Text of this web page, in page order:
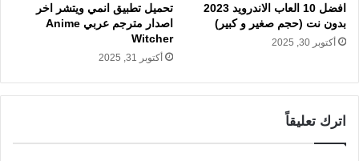
افضل 10 العاب الاندرويد 2023
بدون نت (حجم صغير و كبير)
أكتوبر 30, 2025
تحميل تطبيق انمي ويتشر اخر
اصدار مترجم عربي Anime
Witcher
أكتوبر 31, 2025
اترك تعليقاً